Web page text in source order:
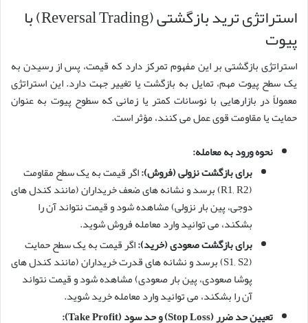
استراتژی ترید بازگشتی (Reversal Trading) با
پیوت
استراتژی بازگشتی بر این مفهوم تمرکز دارد که قیمت، پس از رسیدن به
یک سطح پیوت مهم، تمایل به بازگشت یا تغییر جهت دارد. این استراتژی
معمولاً در بازارهایی با نوسانات کمتر یا زمانی که سطوح پیوت به عنوان
حمایت یا مقاومت قوی عمل می کنند، مؤثر است.
نحوه ورود به معامله:
برای بازگشت نزولی (فروش):اگر قیمت به یک سطح مقاومت
(R1, R2) برسد و نشانه های ضعف خریداران (مانند کندل های
دوجی، پین بار نزولی) مشاهده شود و قیمت نتواند آن را
بشکند، می توانید وارد معامله فروش شوید.
برای بازگشت صعودی (خرید):اگر قیمت به یک سطح حمایت
(S1, S2) برسد و نشانه های قدرت خریداران (مانند کندل های
پوشا صعودی، پین بار صعودی) مشاهده شود و قیمت نتواند
آن را بشکند، می توانید وارد معامله خرید شوید.
تعیین حد ضرر (Stop Loss) و حد سود (Take Profit):